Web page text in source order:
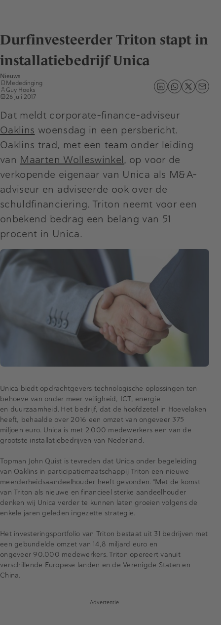
Durfinvesteerder Triton stapt in
installatiebedrijf Unica
Nieuws
Mededinging
Guy Hoeks
26 juli 2017
Dat meldt corporate-finance-adviseur
Oaklins woensdag in een persbericht.
Oaklins trad, met een team onder leiding
van Maarten Wolleswinkel, op voor de
verkopende eigenaar van Unica als M&A-
adviseur en adviseerde ook over de
schuldfinanciering. Triton neemt voor een
onbekend bedrag een belang van 51
procent in Unica.
Unica biedt opdrachtgevers technologische oplossingen ten
behoeve van onder meer veiligheid, ICT, energie
en duurzaamheid. Het bedrijf, dat de hoofdzetel in Hoevelaken
heeft, behaalde over 2016 een omzet van ongeveer 375
miljoen euro. Unica is met 2.000 medewerkers een van de
grootste installatiebedrijven van Nederland.
Topman John Quist is tevreden dat Unica onder begeleiding
van Oaklins in participatiemaatschappij Triton een nieuwe
meerderheidsaandeelhouder heeft gevonden. “Met de komst
van Triton als nieuwe en financieel sterke aandeelhouder
denken wij Unica verder te kunnen laten groeien volgens de
enkele jaren geleden ingezette strategie.
Het investeringsportfolio van Triton bestaat uit 31 bedrijven met
een gebundelde omzet van 14,8 miljard euro en
ongeveer 90.000 medewerkers. Triton opereert vanuit
verschillende Europese landen en de Verenigde Staten en
China.
Advertentie